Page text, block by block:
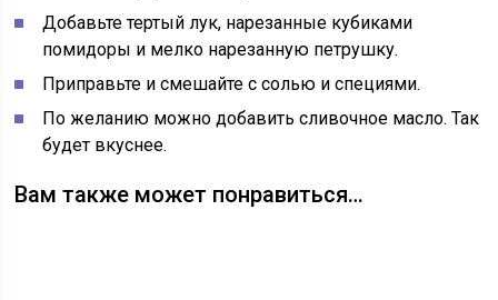
Добавьте тертый лук, нарезанные кубиками
помидоры и мелко нарезанную петрушку.
Приправьте и смешайте с солью и специями.
По желанию можно добавить сливочное масло. Так
будет вкуснее.
Вам также может понравиться…